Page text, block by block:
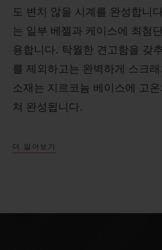
도 변치 않을 시계를 완성합니
는 일부 베젤과 케이스에 최첨
용합니다. 탁월한 견고함을 갖
를 제외하고는 완벽하게 스크래
소재는 지르코늄 베이스에 고
쳐 완성됩니다.
더 알아보기